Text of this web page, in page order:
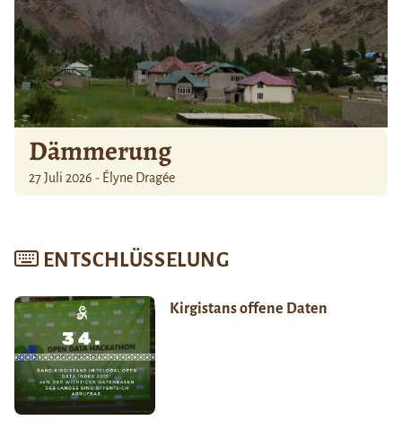
Dämmerung
27 Juli 2026 - Élyne Dragée
ENTSCHLÜSSELUNG
Kirgistans offene Daten